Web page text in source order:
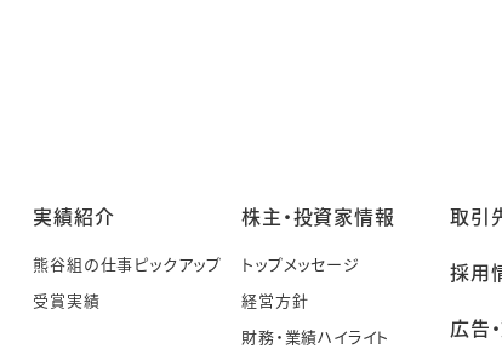
実績紹介
熊谷組の仕事ピックアップ
受賞実績
株主・投資家情報
トップメッセージ
経営方針
財務・業績ハイライト
取引
採用
広告